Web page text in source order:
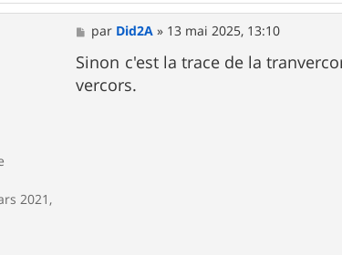
2021,
M
e
s
s
a
par Did2A » 13 mai 2025, 13:10
Sinon c'est la trace de la
vercors.